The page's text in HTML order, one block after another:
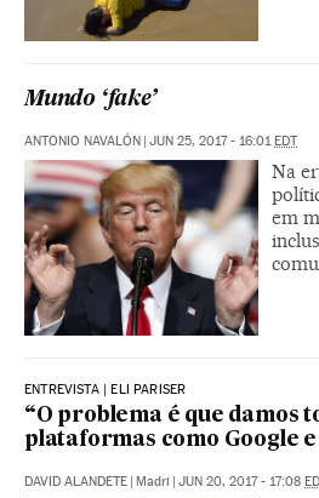
Mundo ‘fake’
ANTONIO NAVALÓN | JUN 25, 2017 - 16:01EDT
Na
em
ENTREVISTA | ELI PARISER
“O problema é que damos
plataformas como Google e
DAVID ALANDETE | Madri | JUN 20, 2017 - 17:08